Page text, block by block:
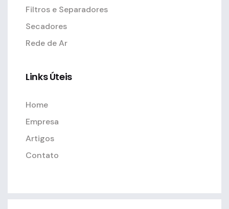
Filtros e Separadores
Secadores
Rede de Ar
Links Úteis
Home
Empresa
Artigos
Contato